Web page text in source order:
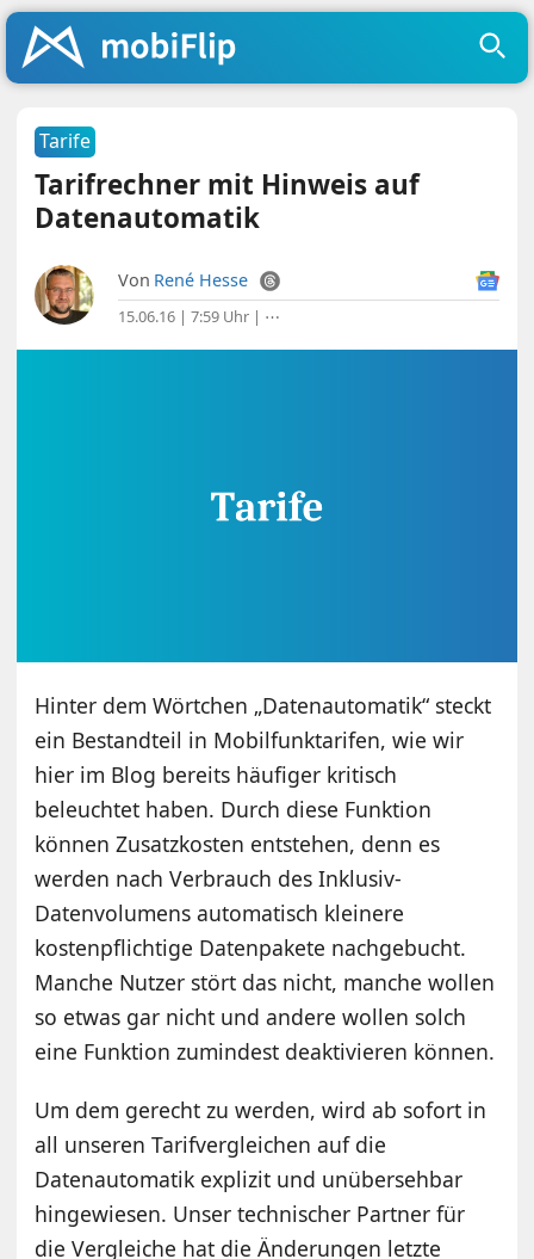
Tarife
Tarifrechner mit Hinweis auf
Datenautomatik
Von René Hesse
15.06.16 | 7:59 Uhr | ⋯
Hinter dem Wörtchen „Datenautomatik“ steckt
ein Bestandteil in Mobilfunktarifen, wie wir
hier im Blog bereits häufiger kritisch
beleuchtet haben. Durch diese Funktion
können Zusatzkosten entstehen, denn es
werden nach Verbrauch des Inklusiv-
Datenvolumens automatisch kleinere
kostenpflichtige Datenpakete nachgebucht.
Manche Nutzer stört das nicht, manche wollen
so etwas gar nicht und andere wollen solch
eine Funktion zumindest deaktivieren können.
Um dem gerecht zu werden, wird ab sofort in
all unseren Tarifvergleichen auf die
Datenautomatik explizit und unübersehbar
hingewiesen. Unser technischer Partner für
die Vergleiche hat die Änderungen letzte